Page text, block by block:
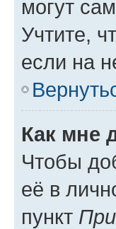
могут
Учтите,
если на
Как мне
Чтобы
её в
пункт